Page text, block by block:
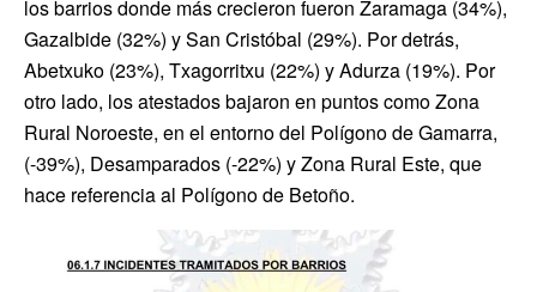
los barrios donde más crecieron fueron Zaramaga (34%),
Gazalbide (32%) y San Cristóbal (29%). Por detrás,
Abetxuko (23%), Txagorritxu (22%) y Adurza (19%). Por
otro lado, los atestados bajaron en puntos como Zona
Rural Noroeste, en el entorno del Polígono de Gamarra,
(-39%), Desamparados (-22%) y Zona Rural Este, que
hace referencia al Polígono de Betoño.